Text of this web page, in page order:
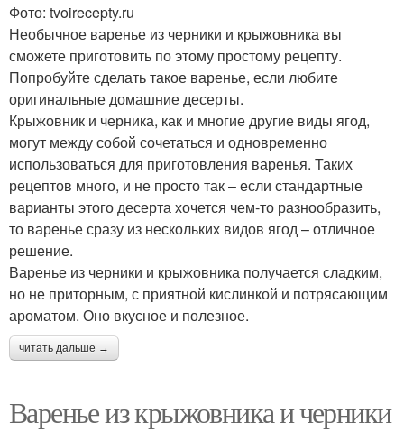
Фото: tvoirecepty.ru
Необычное варенье из черники и крыжовника вы
сможете приготовить по этому простому рецепту.
Попробуйте сделать такое варенье, если любите
оригинальные домашние десерты.
Крыжовник и черника, как и многие другие виды ягод,
могут между собой сочетаться и одновременно
использоваться для приготовления варенья. Таких
рецептов много, и не просто так – если стандартные
варианты этого десерта хочется чем-то разнообразить,
то варенье сразу из нескольких видов ягод – отличное
решение.
Варенье из черники и крыжовника получается сладким,
но не приторным, с приятной кислинкой и потрясающим
ароматом. Оно вкусное и полезное.
читать дальше →
Варенье из крыжовника и черники